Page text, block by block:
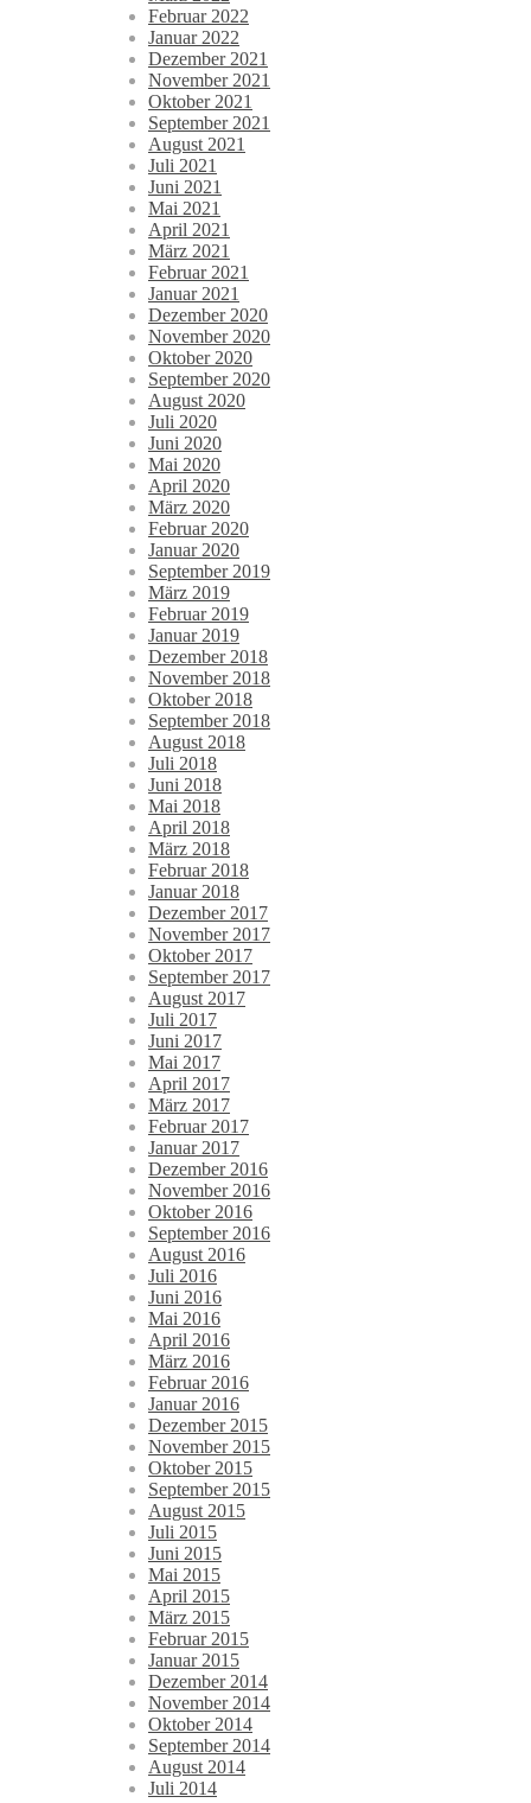
Februar 2022
Januar 2022
Dezember 2021
November 2021
Oktober 2021
September 2021
August 2021
Juli 2021
Juni 2021
Mai 2021
April 2021
März 2021
Februar 2021
Januar 2021
Dezember 2020
November 2020
Oktober 2020
September 2020
August 2020
Juli 2020
Juni 2020
Mai 2020
April 2020
März 2020
Februar 2020
Januar 2020
September 2019
März 2019
Februar 2019
Januar 2019
Dezember 2018
November 2018
Oktober 2018
September 2018
August 2018
Juli 2018
Juni 2018
Mai 2018
April 2018
März 2018
Februar 2018
Januar 2018
Dezember 2017
November 2017
Oktober 2017
September 2017
August 2017
Juli 2017
Juni 2017
Mai 2017
April 2017
März 2017
Februar 2017
Januar 2017
Dezember 2016
November 2016
Oktober 2016
September 2016
August 2016
Juli 2016
Juni 2016
Mai 2016
April 2016
März 2016
Februar 2016
Januar 2016
Dezember 2015
November 2015
Oktober 2015
September 2015
August 2015
Juli 2015
Juni 2015
Mai 2015
April 2015
März 2015
Februar 2015
Januar 2015
Dezember 2014
November 2014
Oktober 2014
September 2014
August 2014
Juli 2014